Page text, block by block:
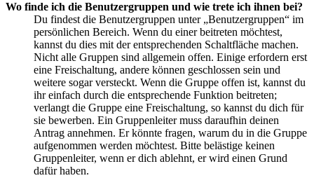
Wo finde ich die Benutzergruppen und wie trete ich ihnen bei?
Du findest die Benutzergruppen unter „Benutzergruppen“ im
persönlichen Bereich. Wenn du einer beitreten möchtest,
kannst du dies mit der entsprechenden Schaltfläche machen.
Nicht alle Gruppen sind allgemein offen. Einige erfordern erst
eine Freischaltung, andere können geschlossen sein und
weitere sogar versteckt. Wenn die Gruppe offen ist, kannst du
ihr einfach durch die entsprechende Funktion beitreten;
verlangt die Gruppe eine Freischaltung, so kannst du dich für
sie bewerben. Ein Gruppenleiter muss daraufhin deinen
Antrag annehmen. Er könnte fragen, warum du in die Gruppe
aufgenommen werden möchtest. Bitte belästige keinen
Gruppenleiter, wenn er dich ablehnt, er wird einen Grund
dafür haben.